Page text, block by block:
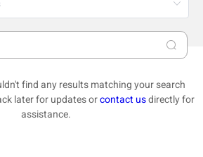
find any results matching your search
later for updates orcontact usdirectly for
assistance.